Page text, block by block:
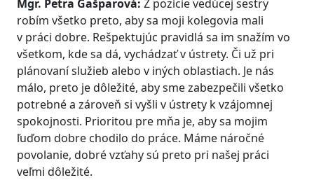
Mgr. Petra Gašparová: Z pozície vedúcej sestry
robím všetko preto, aby sa moji kolegovia mali
v práci dobre. Rešpektujúc pravidlá sa im snažím vo
všetkom, kde sa dá, vychádzať v ústrety. Či už pri
plánovaní služieb alebo v iných oblastiach. Je nás
málo, preto je dôležité, aby sme zabezpečili všetko
potrebné a zároveň si vyšli v ústrety k vzájomnej
spokojnosti. Prioritou pre mňa je, aby sa mojim
ľuďom dobre chodilo do práce. Máme náročné
povolanie, dobré vzťahy sú preto pri našej práci
veľmi dôležité.